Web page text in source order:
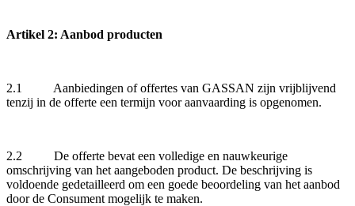
Artikel 2: Aanbod producten
2.1 Aanbiedingen of offertes van GASSAN zijn vrijblijvend
tenzij in de offerte een termijn voor aanvaarding is opgenomen.
2.2 De offerte bevat een volledige en nauwkeurige
omschrijving van het aangeboden product. De beschrijving is
voldoende gedetailleerd om een goede beoordeling van het aanbod
door de Consument mogelijk te maken.